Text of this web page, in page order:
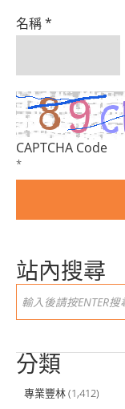
名稱*
CAPTCHA Code
*
站內搜尋
分類
專業豐林(1,412)